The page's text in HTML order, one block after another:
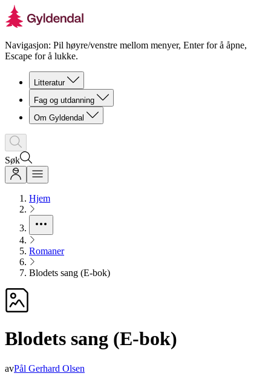
Navigasjon: Pil høyre/venstre mellom menyer, Enter for å åpne,
Escape for å lukke.
Litteratur
Fag og utdanning
Om Gyldendal
Søk
Hjem
Romaner
Blodets sang (E-bok)
Blodets sang (E-bok)
avPål Gerhard Olsen